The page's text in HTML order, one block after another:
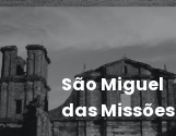
São Miguel
das Missões